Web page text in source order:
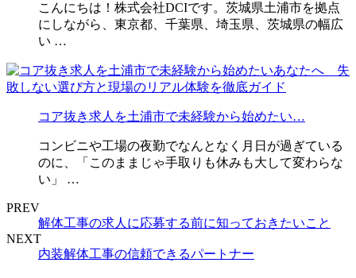
こんにちは！株式会社DCIです。茨城県土浦市を拠点
にしながら、東京都、千葉県、埼玉県、茨城県の幅広
い …
コア抜き求人を土浦市で未経験から始めたい…
コンビニや工場の夜勤でなんとなく月日が過ぎている
のに、「このままじゃ手取りも休みも大して変わらな
い」 …
PREV
解体工事の求人に応募する前に知っておきたいこと
NEXT
内装解体工事の信頼できるパートナー